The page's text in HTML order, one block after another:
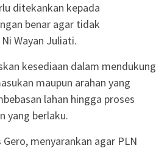
ditekankan kepada
benar agar tidak
Wayan Juliati.
kesediaan dalam mendukung
maupun arahan yang
lahan hingga proses
yang berlaku.
menyarankan agar PLN